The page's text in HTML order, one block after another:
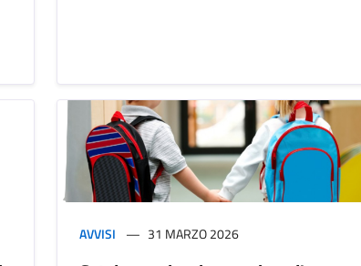
AVVISI 31 MARZO 2026